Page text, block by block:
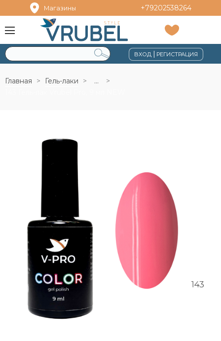
Магазины +79202538264
ВХОД |РЕГИСТРАЦИЯ
Главная Гель-лаки
...